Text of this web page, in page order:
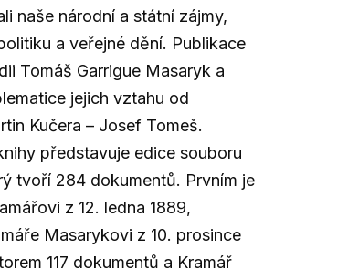
naše národní a státní zájmy,
a veřejné dění. Publikace
Tomáš Garrigue Masaryk a
jejich vztahu od
Kučera – Josef Tomeš.
představuje edice souboru
tvoří 284 dokumentů. Prvním je
z 12. ledna 1889,
Masarykovi z 10. prosince
117 dokumentů a Kramář